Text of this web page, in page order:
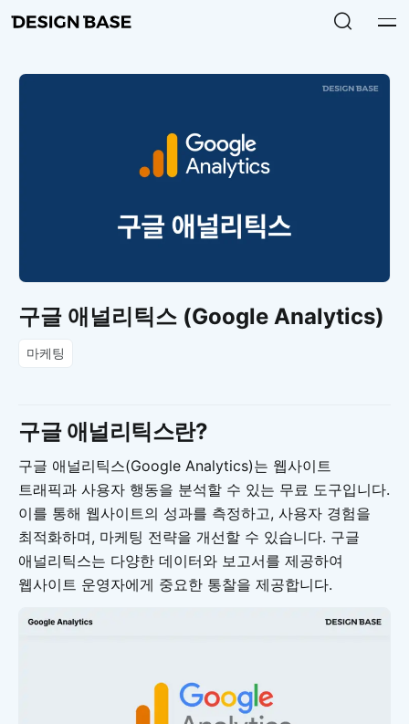
구글 애널리틱스 (Google Analytics)
마케팅
구글 애널리틱스란?
구글 애널리틱스(Google Analytics)는 웹사이트
트래픽과 사용자 행동을 분석할 수 있는 무료 도구입니다.
이를 통해 웹사이트의 성과를 측정하고, 사용자 경험을
최적화하며, 마케팅 전략을 개선할 수 있습니다. 구글
애널리틱스는 다양한 데이터와 보고서를 제공하여
웹사이트 운영자에게 중요한 통찰을 제공합니다.